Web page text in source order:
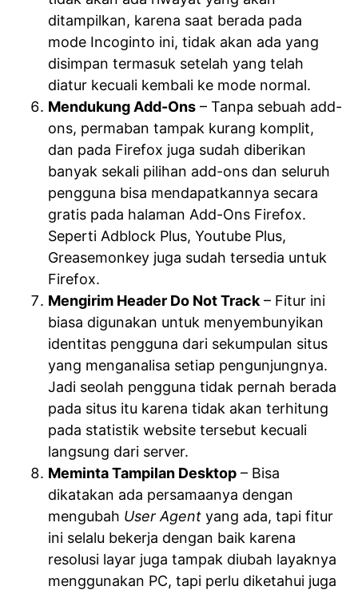
ditampilkan, karena saat berada pada
mode Incoginto ini, tidak akan ada yang
disimpan termasuk setelah yang telah
diatur kecuali kembali ke mode normal.
Mendukung Add-Ons – Tanpa sebuah add-
ons, permaban tampak kurang komplit,
dan pada Firefox juga sudah diberikan
banyak sekali pilihan add-ons dan seluruh
pengguna bisa mendapatkannya secara
gratis pada halaman Add-Ons Firefox.
Seperti Adblock Plus, Youtube Plus,
Greasemonkey juga sudah tersedia untuk
Firefox.
Mengirim Header Do Not Track – Fitur ini
biasa digunakan untuk menyembunyikan
identitas pengguna dari sekumpulan situs
yang menganalisa setiap pengunjungnya.
Jadi seolah pengguna tidak pernah berada
pada situs itu karena tidak akan terhitung
pada statistik website tersebut kecuali
langsung dari server.
Meminta Tampilan Desktop – Bisa
dikatakan ada persamaanya dengan
mengubah User Agent yang ada, tapi fitur
ini selalu bekerja dengan baik karena
resolusi layar juga tampak diubah layaknya
menggunakan PC, tapi perlu diketahui juga